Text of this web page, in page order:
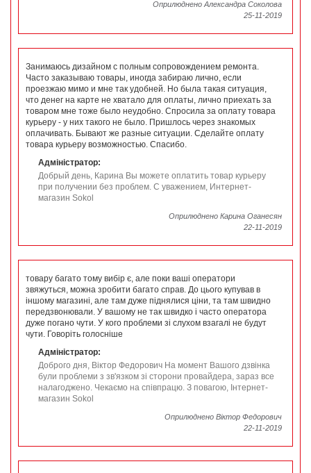
Оприлюднено Александра Соколова
25-11-2019
Занимаюсь дизайном с полным сопровождением ремонта.
Часто заказываю товары, иногда забираю лично, если
проезжаю мимо и мне так удобней. Но была такая ситуация,
что денег на карте не хватало для оплаты, лично приехать за
товаром мне тоже было неудобно. Спросила за оплату товара
курьеру - у них такого не было. Пришлось через знакомых
оплачивать. Бывают же разные ситуации. Сделайте оплату
товара курьеру возможностью. Спасибо.
Адміністратор:
Добрый день, Карина Вы можете оплатить товар курьеру
при получении без проблем. С уважением, Интернет-
магазин Sokol
Оприлюднено Карина Оганесян
22-11-2019
товару багато тому вибір є, але поки ваші оператори
звяжуться, можна зробити багато справ. До цього купував в
іншому магазині, але там дуже піднялися ціни, та там швидно
передзвонювали. У вашому не так швидко і часто оператора
дуже погано чути. У кого проблеми зі слухом взагалі не будут
чути. Говоріть голосніше
Адміністратор:
Доброго дня, Віктор Федорович На момент Вашого дзвінка
були проблеми з зв'язком зі сторони провайдера, зараз все
налагоджено. Чекаємо на співпрацю. З повагою, Інтернет-
магазин Sokol
Оприлюднено Віктор Федорович
22-11-2019